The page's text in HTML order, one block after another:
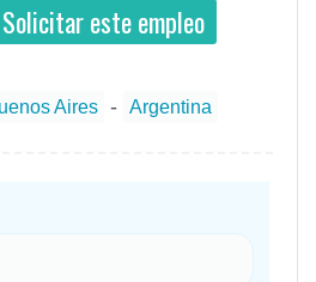
este empleo
Aires - Argentina